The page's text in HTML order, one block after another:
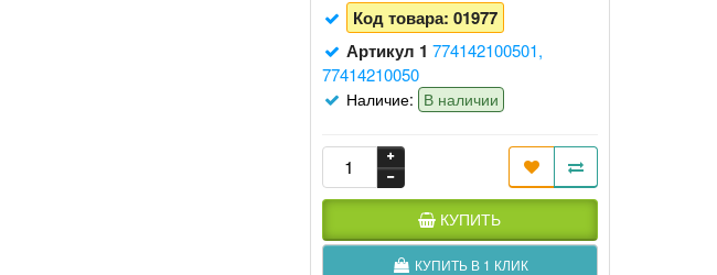
Код товара: 01977
Артикул 1 774142100501,
77414210050
Наличие: В наличии
КУПИТЬ
КУПИТЬ В 1 КЛИК